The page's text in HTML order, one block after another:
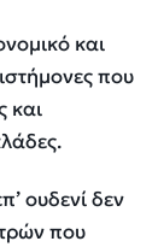
και
που
και
ουδενί δεν
που